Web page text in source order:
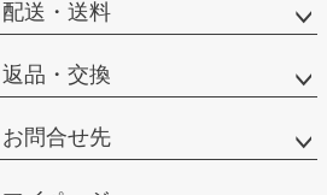
配送・送料
返品・交換
お問合せ先